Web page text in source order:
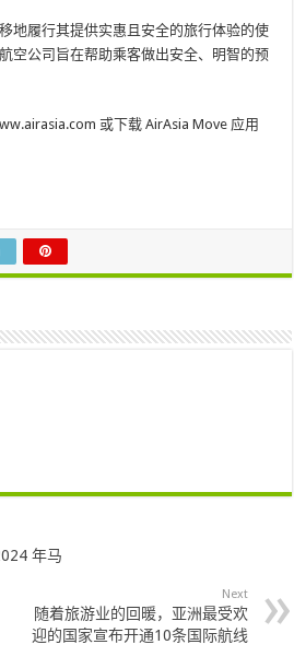
地履行其提供实惠且安全的旅行体验的使
空公司旨在帮助乘客做出安全、明智的预
或下载 AirAsia Move 应用
年马
Next
随着旅游业的回暖，亚洲最受欢
迎的国家宣布开通10条国际航线